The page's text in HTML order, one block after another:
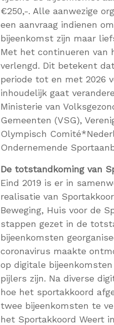
€250,-. Alle aanwezige
een aanvraag indienen
bijeenkomst zijn maar
Met het continueren van
verlengd. Dit betekent
periode tot en met 2026
inhoudelijk gaat
Ministerie van
Gemeenten (VSG),
Olympisch
Ondernemende
De totstandkoming van
Eind 2019 is er in
realisatie van
Beweging, Huis voor de
stappen gezet in de
bijeenkomsten
coronavirus maakte
op digitale
pijlers zijn. Na diverse
hoe het sportakkoord
twee bijeenkomsten te
het Sportakkoord Weert